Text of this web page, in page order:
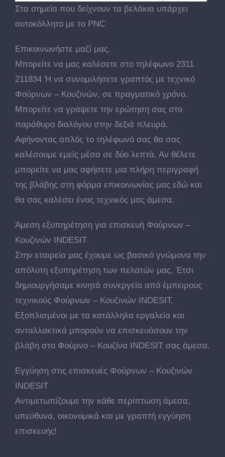
Στα σημεία που δείχνουν τα βελάκια υπάρχει
αυτοκόλλητο με το PNC
Επικοινωνήστε μαζί μας.
Μπορείτε να μας καλέσετε στο τηλέφωνο 2311
211834 Ή να συνομιλήσετε γραπτός με τεχνικό
Φούρνων – Κουζινών, σε πραγματικό χρόνο.
Μπορείτε να γράψετε την ερώτηση σας στο
παράθυρο διαλόγου στην δεξιά πλευρά.
Αφήνοντας απλός το τηλέφωνό σας θα σας
καλέσουμε εμείς μέσα σε δύο λεπτά. Αν θέλετε
μπορείτε να μας αφήσετε μια πλήρη περιγραφή
της βλάβης στη φόρμα επικοινωνίας μας εδώ και
θα σας καλέσει ένας τεχνικός μας άμεσα.
Άμεση εξυπηρέτηση για επισκευή Φούρνων –
Κουζινών INDESIT
Στην εταιρεία μας έχουμε ως βασικό γνώμονα την
απόλυτη εξυπηρέτηση των πελατών μας. Έτσι
δημιουργήσαμε κινητά συνεργεία από έμπειρους
τεχνικούς Φούρνων – Κουζινών INDESIT.
Εξοπλισμένοι με τα κατάλληλα εργαλεία και
ανταλλακτικά μπορούν να επισκευάσουν την
βλάβη στο Φούρνο – Κουζίνα INDESIT σας άμεσα.
Εγγύηση στις επισκευές Φούρνων – Κουζινών
INDESIT
Αντιμετωπίζουμε την κάθε περίπτωση άμεσα,
υπεύθυνα, οικονομικά και με γραπτή εγγύηση
επισκευής!